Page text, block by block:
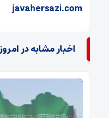
javahersazi.com
اخبار مشابه در